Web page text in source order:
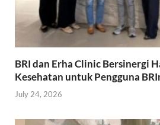
BRI dan Erha Clinic Bersinergi
Kesehatan untuk Pengguna
July 24, 2026